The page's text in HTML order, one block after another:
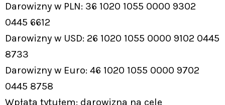
Darowizny w PLN: 36 1020 1055 0000 9302
0445 6612
Darowizny w USD: 26 1020 1055 0000 9102 0445
8733
Darowizny w Euro: 46 1020 1055 0000 9702
0445 8758
Wpłata tytułem: darowizna na cele